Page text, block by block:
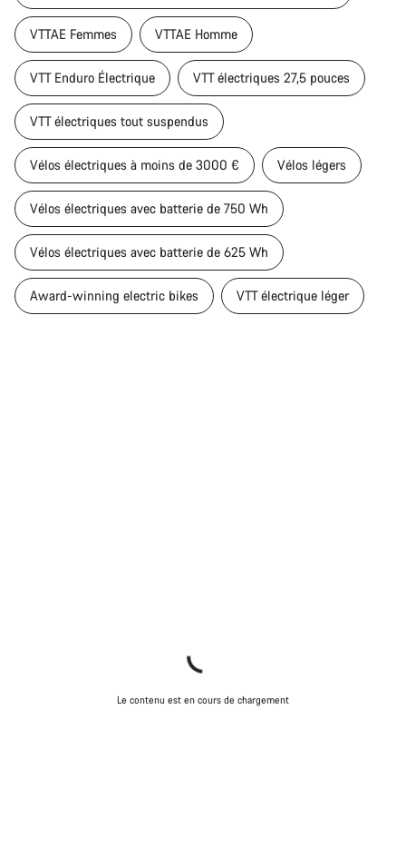
VTTAE Femmes VTTAE Homme
VTT Enduro Électrique VTT électriques 27,5 pouces
VTT électriques tout suspendus
Vélos électriques à moins de 3000 € Vélos légers
Vélos électriques avec batterie de 750 Wh
Vélos électriques avec batterie de 625 Wh
Award-winning electric bikes VTT électrique léger
Le contenu est en cours de chargement